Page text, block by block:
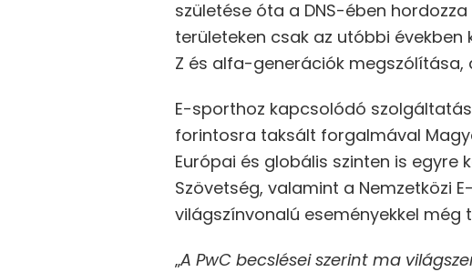
születése óta a DNS-ében
területeken csak az utóbbi években
Z és alfa-generációk
E-sporthoz kapcsolódó
forintosra taksált forgalmával
Európai és globális szinten is
Szövetség, valamint a Nemzetközi
világszínvonalú eseményekkel
„A PwC becslései szerint ma